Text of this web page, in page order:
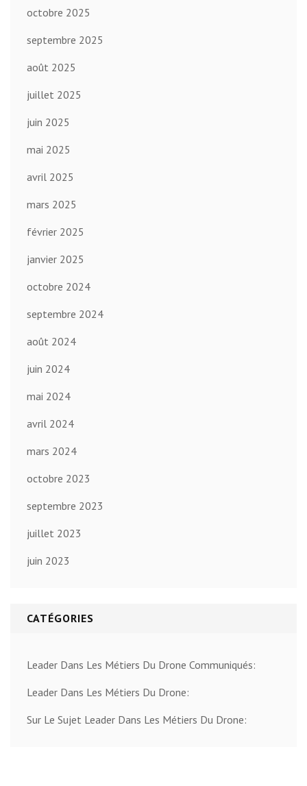
octobre 2025
septembre 2025
août 2025
juillet 2025
juin 2025
mai 2025
avril 2025
mars 2025
février 2025
janvier 2025
octobre 2024
septembre 2024
août 2024
juin 2024
mai 2024
avril 2024
mars 2024
octobre 2023
septembre 2023
juillet 2023
juin 2023
CATÉGORIES
Leader Dans Les Métiers Du Drone Communiqués:
Leader Dans Les Métiers Du Drone:
Sur Le Sujet Leader Dans Les Métiers Du Drone: